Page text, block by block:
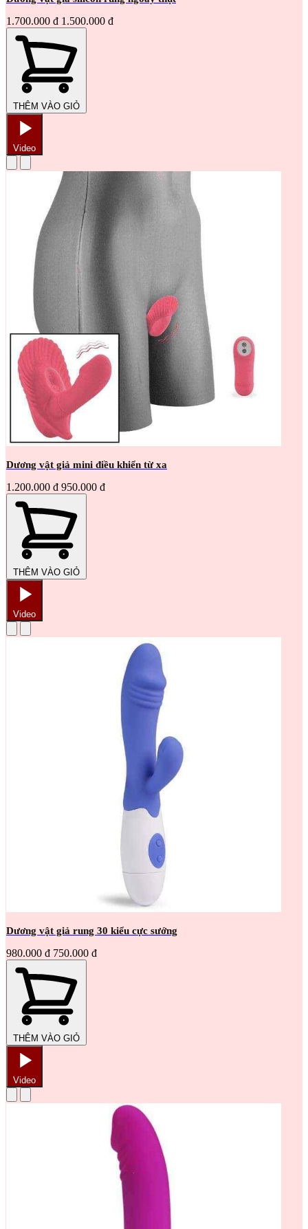
1.700.000 đ 1.500.000 đ
THÊM VÀO GIỎ
Video
Dương vật giả mini điều khiển từ xa
1.200.000 đ 950.000 đ
THÊM VÀO GIỎ
Video
Dương vật giả rung 30 kiểu cực sướng
980.000 đ 750.000 đ
THÊM VÀO GIỎ
Video